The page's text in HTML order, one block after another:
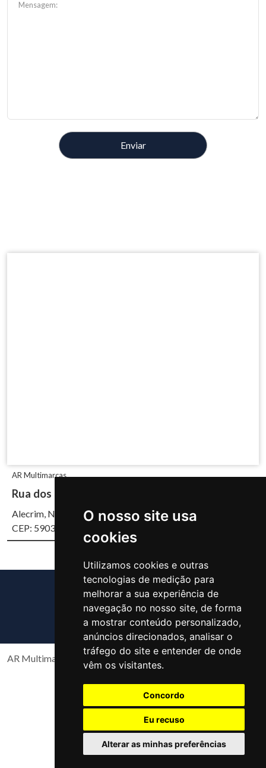
O nosso site usa
cookies
Utilizamos cookies e outras
tecnologias de medição para
melhorar a sua experiência de
navegação no nosso site, de forma
a mostrar conteúdo personalizado,
anúncios direcionados, analisar o
tráfego do site e entender de onde
vêm os visitantes.
Concordo
Eu recuso
Alterar as minhas preferências
AR Multimarcas
Rua dos Caicós, 1660
Alecrim, Natal/RN
CEP: 59037-700
AR Multimarcas Copyright 2026 Todos os direitos reservados